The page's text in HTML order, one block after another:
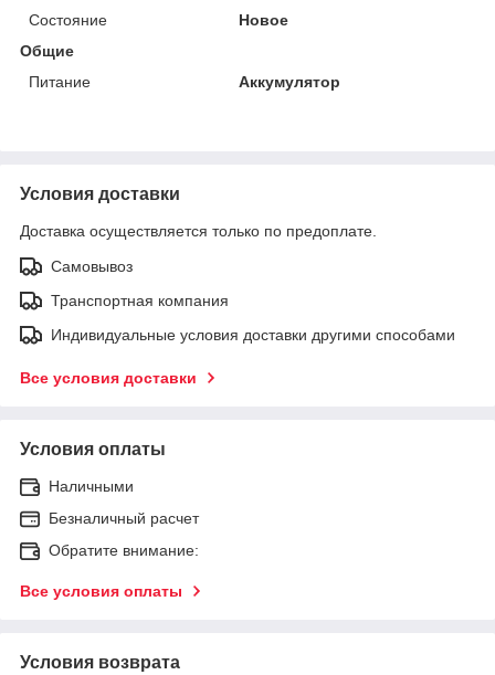
Состояние
Новое
Общие
Питание
Аккумулятор
Условия доставки
Доставка осуществляется только по предоплате.
Самовывоз
Транспортная компания
Индивидуальные условия доставки другими способами
Все условия доставки
Условия оплаты
Наличными
Безналичный расчет
Обратите внимание:
Все условия оплаты
Условия возврата